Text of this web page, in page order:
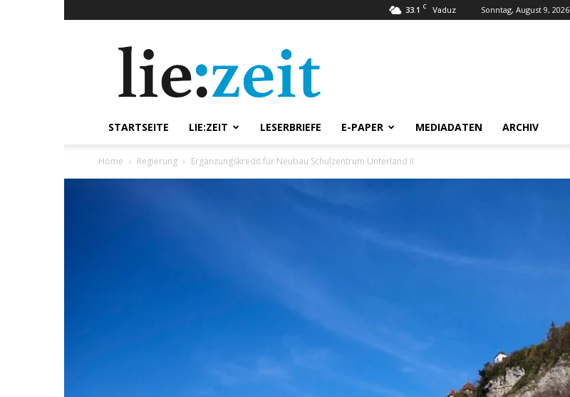
33.1 C Vaduz Sonntag, August 9, 2026
STARTSEITE LIE:ZEIT LESERBRIEFE E-PAPER MEDIADATEN ARCHIV
Home Regierung Ergänzungskredit für Neubau Schulzentrum Unterland II